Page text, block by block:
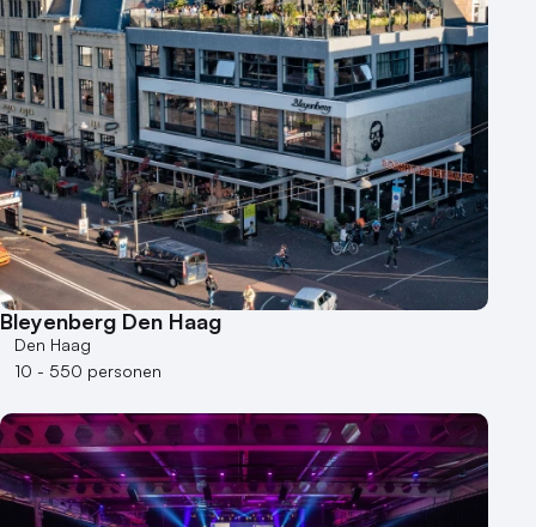
Bleyenberg Den Haag
Den Haag
10 - 550 personen